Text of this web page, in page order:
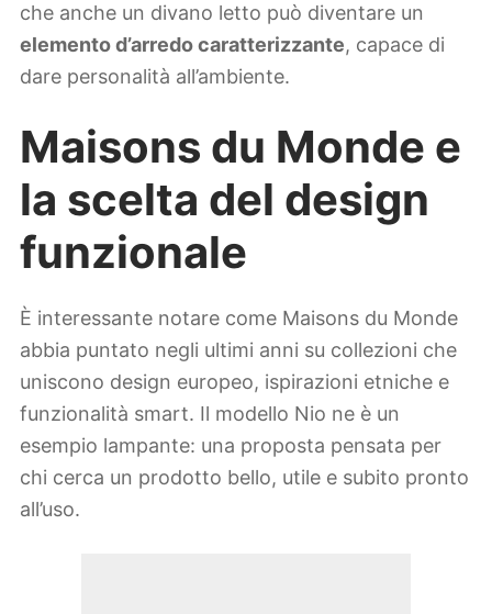
che anche un divano letto può diventare un
elemento d’arredo caratterizzante, capace di
dare personalità all’ambiente.
Maisons du Monde e
la scelta del design
funzionale
È interessante notare come Maisons du Monde
abbia puntato negli ultimi anni su collezioni che
uniscono design europeo, ispirazioni etniche e
funzionalità smart. Il modello Nio ne è un
esempio lampante: una proposta pensata per
chi cerca un prodotto bello, utile e subito pronto
all’uso.